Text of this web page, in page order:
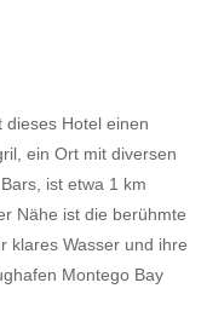
dieses Hotel einen
ein Ort mit diversen
ist etwa 1 km
Nähe ist die berühmte
klares Wasser und ihre
Montego Bay